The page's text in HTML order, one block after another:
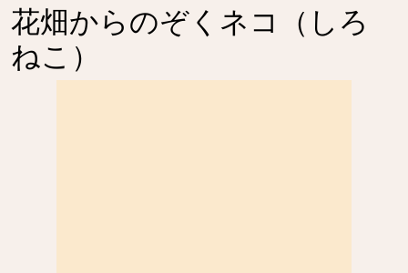
花畑からのぞくネコ（しろ
ねこ）